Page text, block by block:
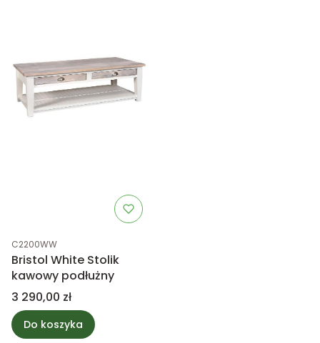
Kod produktu
C2200WW
Bristol White Stolik
kawowy podłużny
Cena
3 290,00 zł
Do koszyka